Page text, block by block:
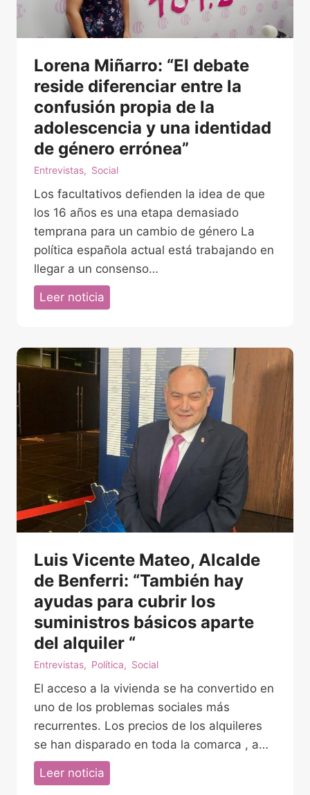
M
a
c
h
ó
P
s
i
c
ó
l
o
g
a
e
C
e
n
t
r
C
a
s
v
e
r
d
e
V
l
Lorena Miñarro: “El debate
reside diferenciar entre la
confusión propia de la
adolescencia y una identidad
de género errónea”
Entrevistas, Social
Los facultativos defienden la idea de que
los 16 años es una etapa demasiado
temprana para un cambio de género La
política española actual está trabajando en
llegar a un consenso…
Leer noticia
e
n
a
M
ñ
r
r
o
“
E
l
e
b
a
t
e
r
e
s
i
Luis Vicente Mateo, Alcalde
de Benferri: “También hay
ayudas para cubrir los
suministros básicos aparte
del alquiler “
Entrevistas, Política, Social
El acceso a la vivienda se ha convertido en
uno de los problemas sociales más
recurrentes. Los precios de los alquileres
se han disparado en toda la comarca , a…
Leer noticia